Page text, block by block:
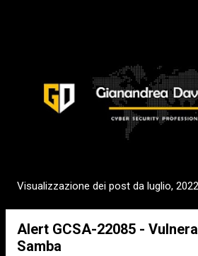
o
Visualizzazione dei post da luglio, 2022
Alert GCSA-22085 -
Samba